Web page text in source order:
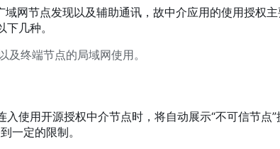
网节点发现以及辅助通讯，故中介应用的使用授权
几种。
终端节点的局域网使用。
使用开源授权中介节点时，将自动展示“不可信节点
一定的限制。